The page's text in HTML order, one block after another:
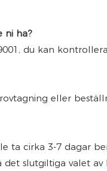
ni ha?
du kan
eller
ta cirka 3-7 dagar
slutgiltiga valet